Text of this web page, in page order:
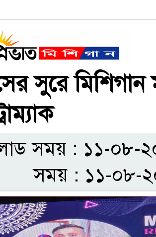
সুরে মিশিগান
সময় : ১১-০৮-
সময় : ১১-০৮-